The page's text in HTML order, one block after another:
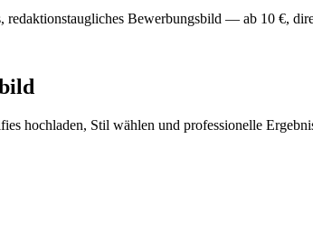
redaktionstaugliches Bewerbungsbild — ab 10 €,
hochladen, Stil wählen und professionelle